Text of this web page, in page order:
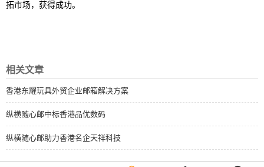
拓市场，获得成功。
相关文章
香港东耀玩具外贸企业邮箱解决方案
纵横随心邮中标香港品优数码
纵横随心邮助力香港名企天祥科技